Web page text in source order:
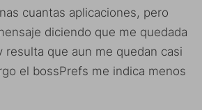
cuantas aplicaciones, pero
diciendo que me quedada
resulta que aun me quedan casi
el bossPrefs me indica menos